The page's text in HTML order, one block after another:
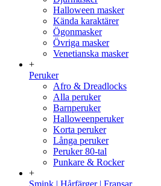
Halloween masker
Kända karaktärer
Ögonmasker
Övriga masker
Venetianska masker
+
Peruker
Afro & Dreadlocks
Alla peruker
Barnperuker
Halloweenperuker
Korta peruker
Långa peruker
Peruker 80-tal
Punkare & Rocker
+
Smink | Hårfärger | Fransar